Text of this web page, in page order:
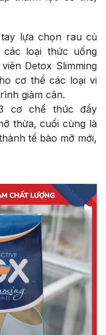
lựa chọn rau củ
loại thức uống
Detox Slimming
cơ thể các loại vi
giảm cân.
cơ chế thúc đẩy
thừa, cuối cùng là
tế bào mỡ mới,